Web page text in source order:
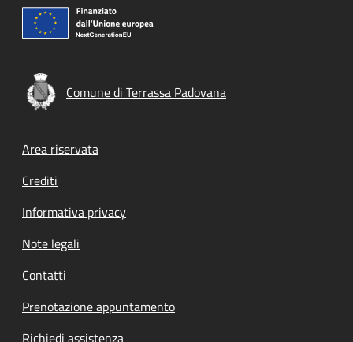
Comune di Terrassa Padovana
Footer menu
Area riservata
Crediti
Informativa privacy
Note legali
Contatti
Prenotazione appuntamento